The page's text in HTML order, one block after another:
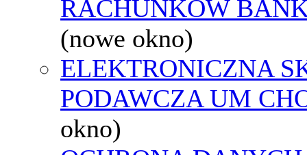
RACHUNKÓW
(nowe okno)
ELEKTRONICZNA
PODAWCZA UM
okno)